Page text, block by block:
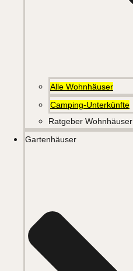
Alle Wohnhäuser
Camping-Unterkünfte
Ratgeber Wohnhäuser
Gartenhäuser